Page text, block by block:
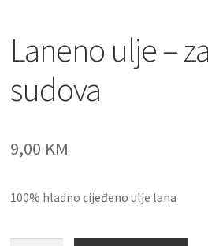
Laneno ulje –
sudova
9,00 KM
100% hladno cijeđeno ulje lana